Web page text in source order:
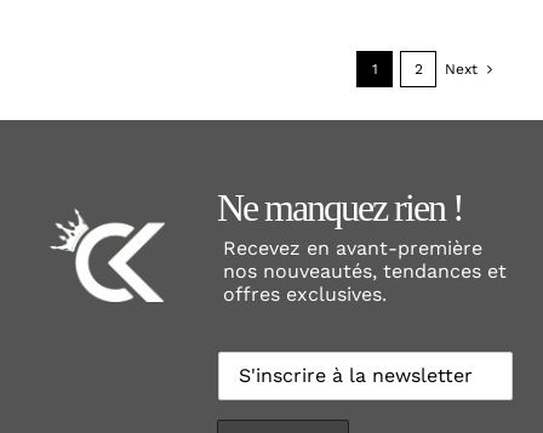
1 2 Next
Ne manquez rien !
Recevez en avant-première
nos nouveautés, tendances et
offres exclusives.